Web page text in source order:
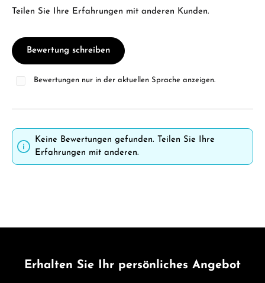
Teilen Sie Ihre Erfahrungen mit anderen Kunden.
Bewertung schreiben
Bewertungen nur in der aktuellen Sprache anzeigen.
Keine Bewertungen gefunden. Teilen Sie Ihre
Erfahrungen mit anderen.
Erhalten Sie Ihr persönliches Angebot